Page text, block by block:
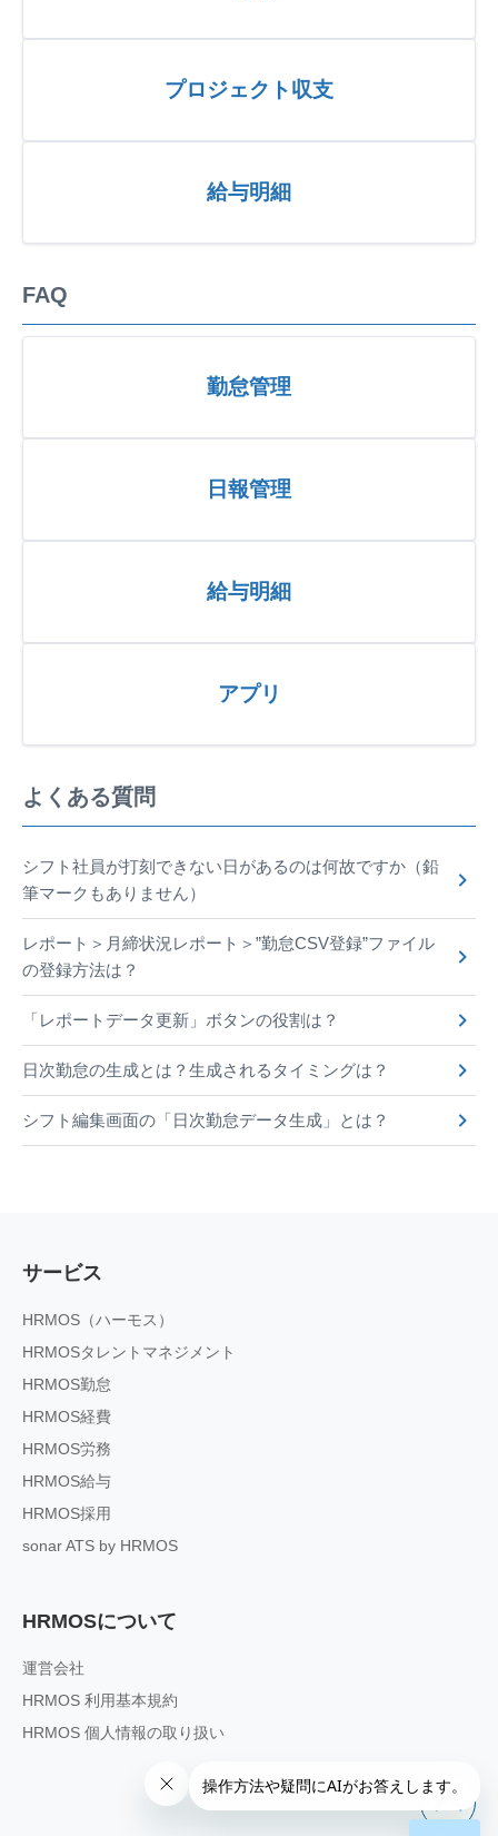
プロジェクト収支
給与明細
FAQ
勤怠管理
日報管理
給与明細
アプリ
よくある質問
シフト社員が打刻できない日があるのは何故ですか（鉛
筆マークもありません）
レポート＞月締状況レポート＞”勤怠CSV登録”ファイル
の登録方法は？
「レポートデータ更新」ボタンの役割は？
日次勤怠の生成とは？生成されるタイミングは？
シフト編集画面の「日次勤怠データ生成」とは？
サービス
HRMOS（ハーモス）
HRMOSタレントマネジメント
HRMOS勤怠
HRMOS経費
HRMOS労務
HRMOS給与
HRMOS採用
sonar ATS by HRMOS
HRMOSについて
運営会社
HRMOS 利用基本規約
HRMOS 個人情報の取り扱い